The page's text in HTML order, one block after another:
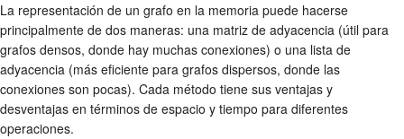
La representación de un grafo en la memoria puede hacerse
principalmente de dos maneras: una matriz de adyacencia (útil para
grafos densos, donde hay muchas conexiones) o una lista de
adyacencia (más eficiente para grafos dispersos, donde las
conexiones son pocas). Cada método tiene sus ventajas y
desventajas en términos de espacio y tiempo para diferentes
operaciones.